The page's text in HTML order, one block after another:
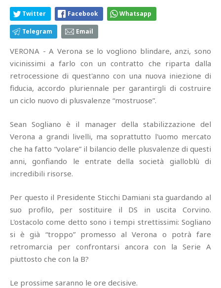
Twitter Facebook Whatsapp
Telegram Email
VERONA - A Verona se lo vogliono blindare, anzi, sono
vicinissimi a farlo con un contratto che riparta dalla
retrocessione di quest'anno con una nuova iniezione di
fiducia, accordo pluriennale per garantirgli di costruire
un ciclo nuovo di plusvalenze “mostruose”.
Sean Sogliano è il manager della stabilizzazione del
Verona a grandi livelli, ma soprattutto l'uomo mercato
che ha fatto “volare” il bilancio delle plusvalenze di questi
anni, gonfiando le entrate della società gialloblù di
incredibili risorse.
Per questo il Presidente Sticchi Damiani sta guardando al
suo profilo, per sostituire il DS in uscita Corvino.
L'ostacolo come detto sono i tempi strettissimi: Sogliano
si è già “troppo” promesso al Verona o potrà fare
retromarcia per confrontarsi ancora con la Serie A
piuttosto che con la B?
Le prossime saranno le ore decisive.